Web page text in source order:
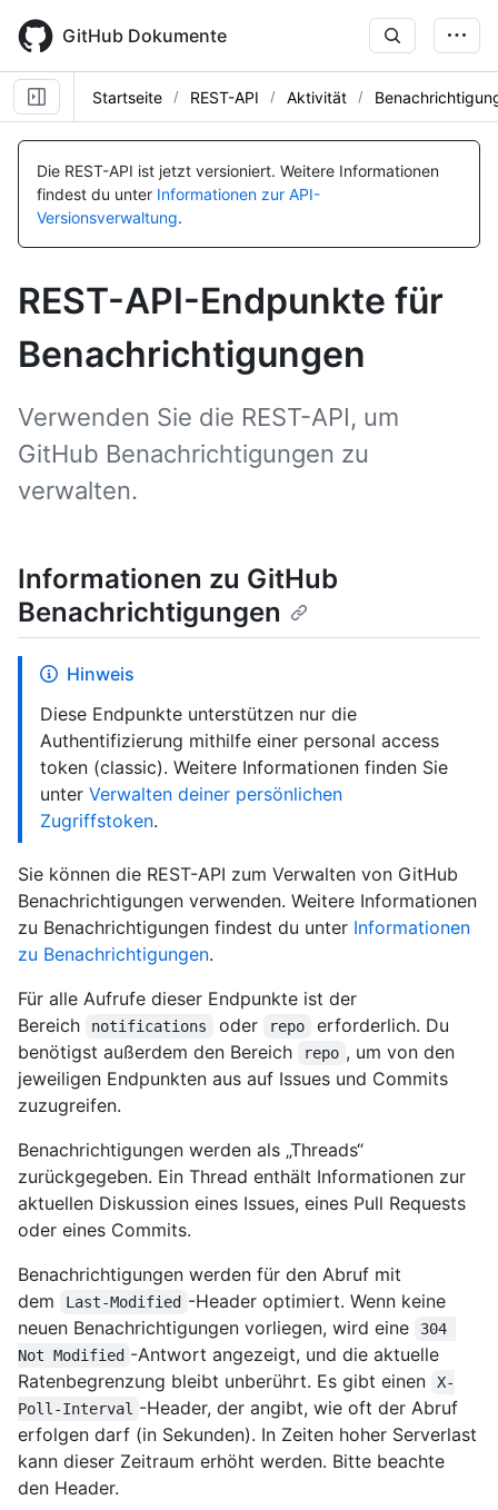
main
content
GitHub Dokumente
Startseite REST-API Aktivität
Die REST-API ist jetzt versioniert. Weitere Informationen
findest du unter Informationen zur API-
Versionsverwaltung.
REST-API-Endpunkte für
Benachrichtigungen
Verwenden Sie die REST-API, um
GitHub Benachrichtigungen zu
verwalten.
Informationen zu GitHub
Benachrichtigungen
Hinweis
Diese Endpunkte unterstützen nur die
Authentifizierung mithilfe einer personal access
token (classic). Weitere Informationen finden Sie
unter Verwalten deiner persönlichen
Zugriffstoken.
Sie können die REST-API zum Verwalten von GitHub
Benachrichtigungen verwenden. Weitere Informationen
zu Benachrichtigungen findest du unter Informationen
zu Benachrichtigungen.
Für alle Aufrufe dieser Endpunkte ist der
Bereich
notifications oder repo
erforderlich. Du
benötigst außerdem den Bereich
repo , um von den
jeweiligen Endpunkten aus auf Issues und Commits
zuzugreifen.
Benachrichtigungen werden als „Threads“
zurückgegeben. Ein Thread enthält Informationen zur
aktuellen Diskussion eines Issues, eines Pull Requests
oder eines Commits.
Benachrichtigungen werden für den Abruf mit
dem
Last-Modified -Header optimiert. Wenn keine
neuen Benachrichtigungen vorliegen, wird eine
304
Not Modified -Antwort angezeigt, und die aktuelle
Ratenbegrenzung bleibt unberührt. Es gibt einen
X-
Poll-Interval -Header, der angibt, wie oft der Abruf
erfolgen darf (in Sekunden). In Zeiten hoher Serverlast
kann dieser Zeitraum erhöht werden. Bitte beachte
den Header.
Name, Typ,
BESCHREIBUNG
Name, Typ,
BESCHREIBUNG
Name, Typ,
BESCHREIBUNG
Name, Typ,
BESCHREIBUNG
Name, Typ,
BESCHREIBUNG
Name, Typ,
BESCHREIBUNG
Name, Typ,
BESCHREIBUNG
Name, Typ,
BESCHREIBUNG
Name, Typ,
BESCHREIBUNG
Name, Typ,
BESCHREIBUNG
Name, Typ,
BESCHREIBUNG
Name, Typ,
BESCHREIBUNG
Name, Typ,
BESCHREIBUNG
Name, Typ,
BESCHREIBUNG
Name, Typ,
BESCHREIBUNG
Name, Typ,
BESCHREIBUNG
Name, Typ,
BESCHREIBUNG
Name, Typ,
BESCHREIBUNG
Name, Typ,
BESCHREIBUNG
Name, Typ,
BESCHREIBUNG
Name, Typ,
BESCHREIBUNG
Name, Typ,
BESCHREIBUNG
Name, Typ,
BESCHREIBUNG